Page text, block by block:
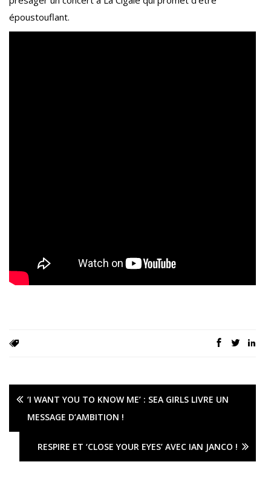
époustouflant.
‘I WANT YOU TO KNOW ME’ : SEA GIRLS LIVRE UN
MESSAGE D’AMBITION !
RESPIRE ET ‘CLOSE YOUR EYES’ AVEC IAN JANCO !